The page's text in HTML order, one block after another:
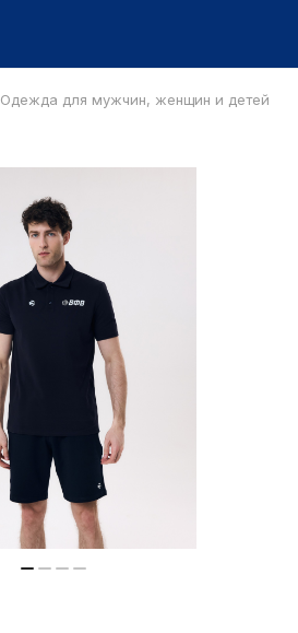
Одежда для мужчин, женщин и детей